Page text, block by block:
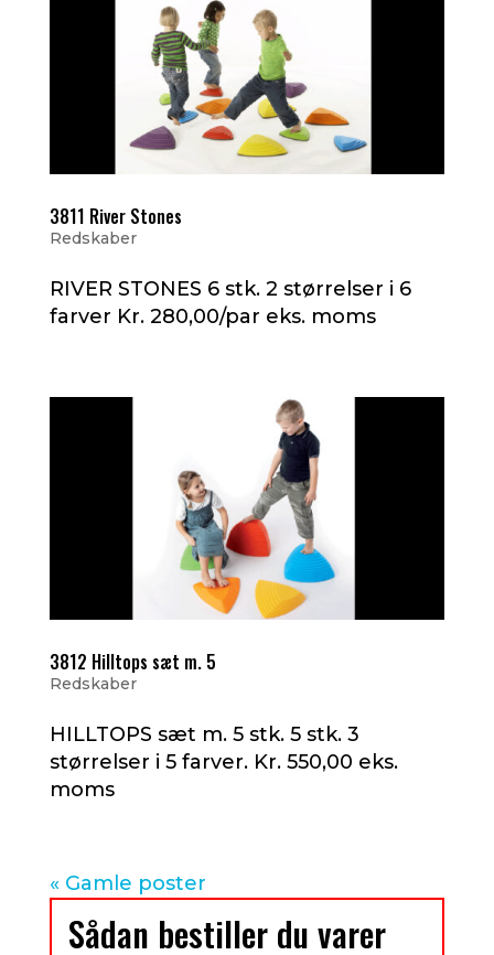
3811 River Stones
Redskaber
RIVER STONES 6 stk. 2 størrelser i 6
farver Kr. 280,00/par eks. moms
3812 Hilltops sæt m. 5
Redskaber
HILLTOPS sæt m. 5 stk. 5 stk. 3
størrelser i 5 farver. Kr. 550,00 eks.
moms
« Gamle poster
Sådan bestiller du varer